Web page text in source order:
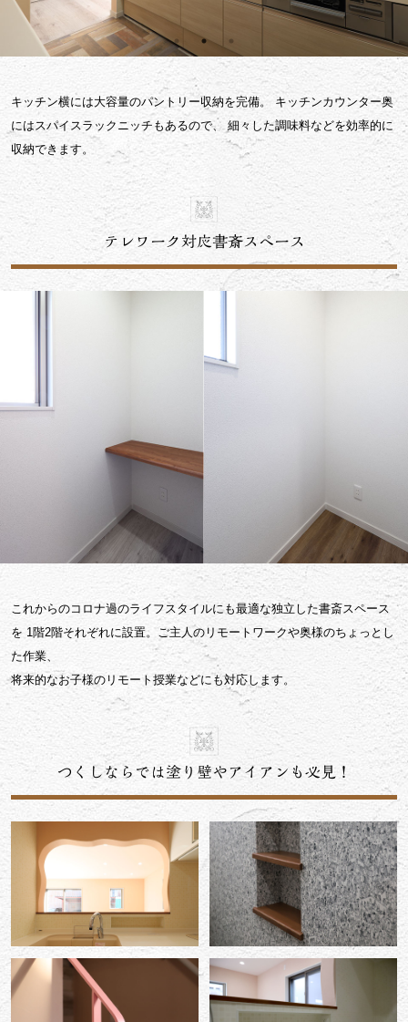
キッチン横には大容量のパントリー収納を完備。
キッチンカウンター奥
にはスパイスラックニッチもあるので、細々した調味料などを効率的に
収納できます。
テレワーク対応書斎スペース
これからのコロナ過のライフスタイルにも最適な独立した書斎スペース
を 1階2階それぞれに設置。ご主人のリモートワークや奥様のちょっとし
た作業、
将来的なお子様のリモート授業などにも対応します。
つくしならでは塗り壁やアイアンも必見！